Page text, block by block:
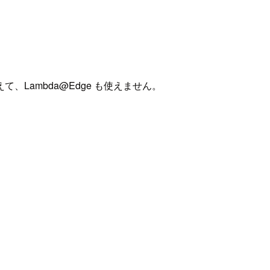
、Lambda@Edge も使えません。